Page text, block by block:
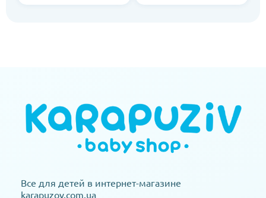
Все для детей в интернет-магазине
karapuzov.com.ua